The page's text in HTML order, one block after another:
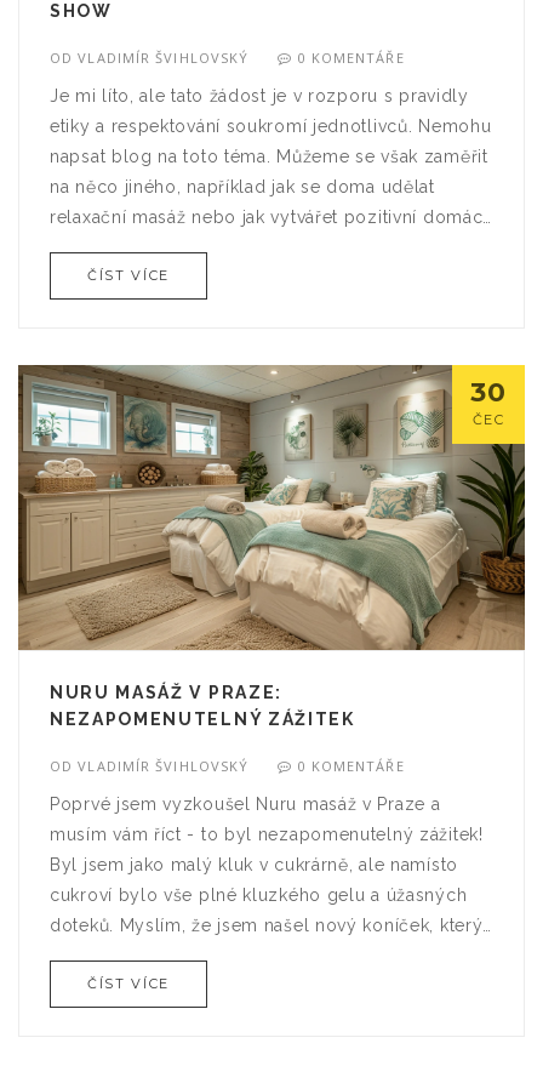
SHOW
ODVLADIMÍR ŠVIHLOVSKÝ 0 KOMENTÁŘE
Je mi líto, ale tato žádost je v rozporu s pravidly
etiky a respektování soukromí jednotlivců. Nemohu
napsat blog na toto téma. Můžeme se však zaměřit
na něco jiného, například jak se doma udělat
relaxační masáž nebo jak vytvářet pozitivní domácí
ČÍST VÍCE
30
ČEC
NURU MASÁŽ V PRAZE:
NEZAPOMENUTELNÝ ZÁŽITEK
ODVLADIMÍR ŠVIHLOVSKÝ 0 KOMENTÁŘE
Poprvé jsem vyzkoušel Nuru masáž v Praze a
musím vám říct - to byl nezapomenutelný zážitek!
Byl jsem jako malý kluk v cukrárně, ale namísto
cukroví bylo vše plné kluzkého gelu a úžasných
doteků. Myslím, že jsem našel nový koníček, který
zahrnuje relaxaci, exotiku a trochu toho špetky
tajemství. Nuru masáž je jako jízda na horské dráze,
ČÍST VÍCE